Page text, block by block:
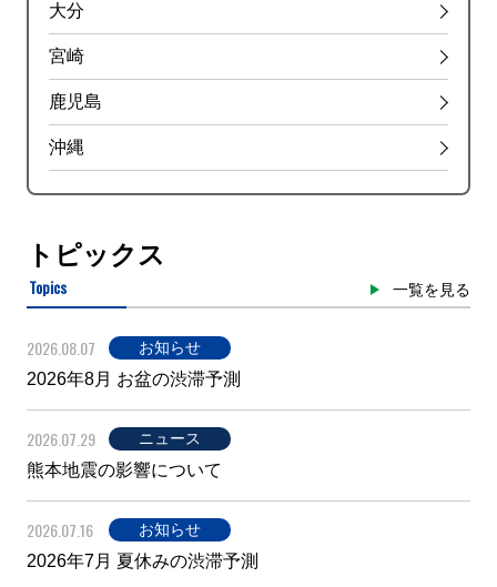
大分
宮崎
鹿児島
沖縄
トピックス
Topics 一覧を見る
2026.08.07 お知らせ
2026年8月 お盆の渋滞予測
2026.07.29 ニュース
熊本地震の影響について
2026.07.16 お知らせ
2026年7月 夏休みの渋滞予測